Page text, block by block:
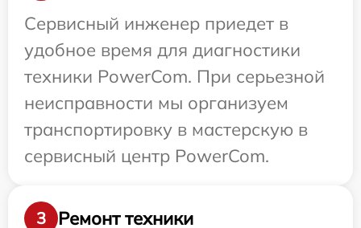
Сервисный инженер приедет в
удобное время для диагностики
техники PowerCom. При серьезной
неисправности мы организуем
транспортировку в мастерскую в
сервисный центр PowerCom.
3
Ремонт техники